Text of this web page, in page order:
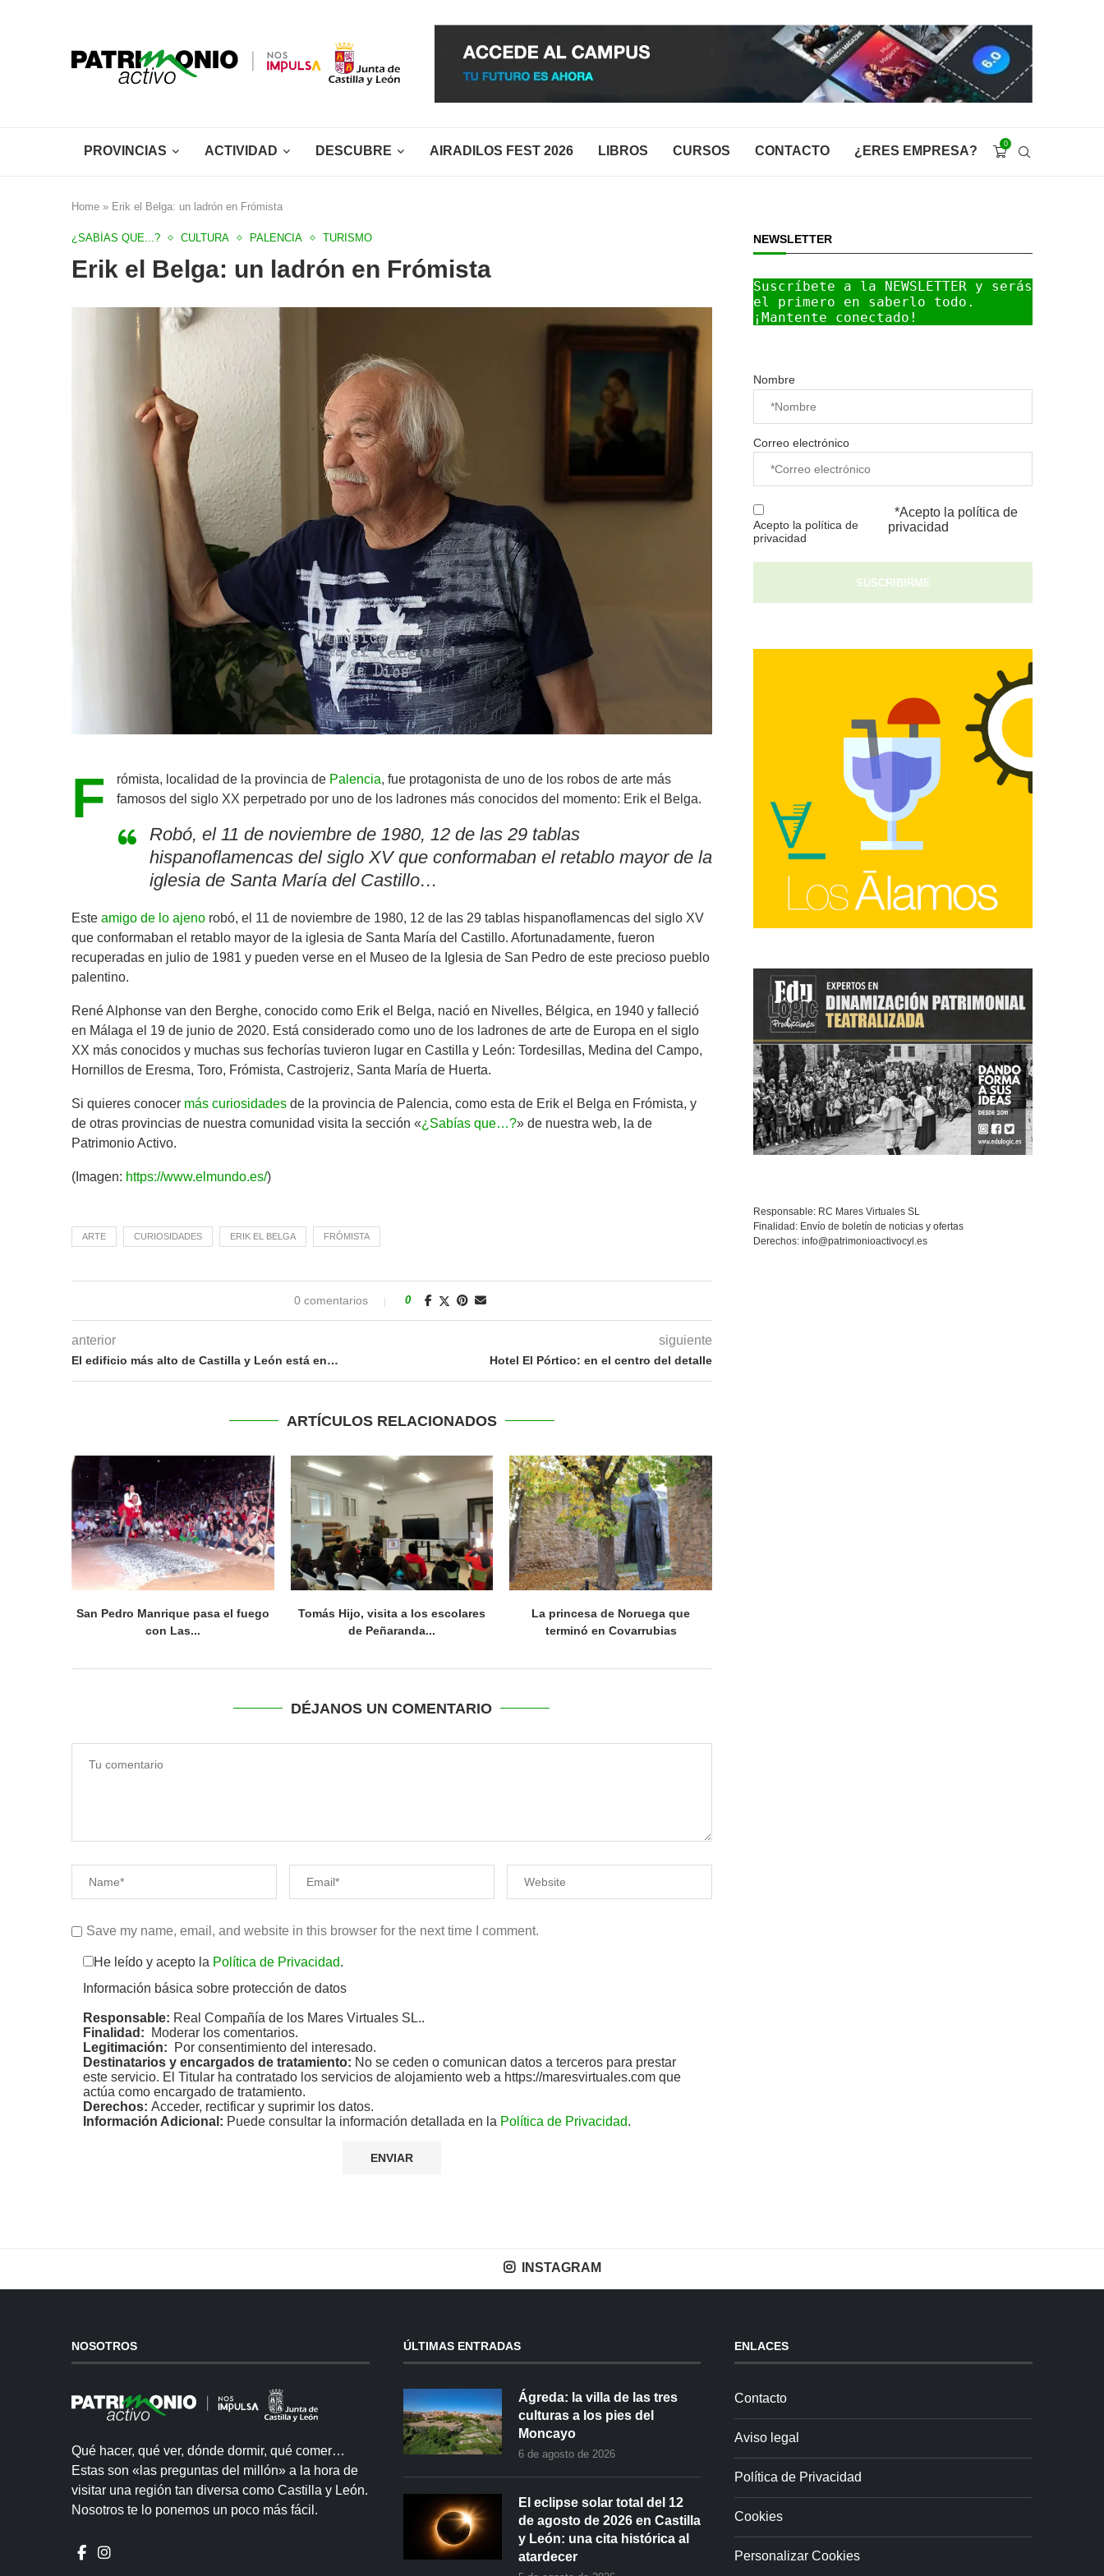
PROVINCIAS ACTIVIDAD DESCUBRE AIRADILOS FEST 2026 LIBROS CURSOS CONTACTO ¿ERES EMPRESA? 0
Home » Erik el Belga: un ladrón en Frómista
¿SABÍAS QUE...? CULTURA PALENCIA TURISMO
Erik el Belga: un ladrón en Frómista
F rómista, localidad de la provincia de Palencia, fue protagonista de uno de los robos de arte más
famosos del siglo XX perpetrado por uno de los ladrones más conocidos del momento: Erik el Belga.
Robó, el 11 de noviembre de 1980, 12 de las 29 tablas
hispanoflamencas del siglo XV que conformaban el retablo mayor de la
iglesia de Santa María del Castillo…
Este amigo de lo ajeno robó, el 11 de noviembre de 1980, 12 de las 29 tablas hispanoflamencas del siglo XV
que conformaban el retablo mayor de la iglesia de Santa María del Castillo. Afortunadamente, fueron
recuperadas en julio de 1981 y pueden verse en el Museo de la Iglesia de San Pedro de este precioso pueblo
palentino.
René Alphonse van den Berghe, conocido como Erik el Belga, nació en Nivelles, Bélgica, en 1940 y falleció
en Málaga el 19 de junio de 2020. Está considerado como uno de los ladrones de arte de Europa en el siglo
XX más conocidos y muchas sus fechorías tuvieron lugar en Castilla y León: Tordesillas, Medina del Campo,
Hornillos de Eresma, Toro, Frómista, Castrojeriz, Santa María de Huerta.
Si quieres conocer más curiosidades de la provincia de Palencia, como esta de Erik el Belga en Frómista, y
de otras provincias de nuestra comunidad visita la sección «¿Sabías que…?» de nuestra web, la de
Patrimonio Activo.
(Imagen: https://www.elmundo.es/)
ARTE CURIOSIDADES ERIK EL BELGA FRÓMISTA
0 comentarios 0
anterior
El edificio más alto de Castilla y León está en…
siguiente
Hotel El Pórtico: en el centro del detalle
ARTÍCULOS RELACIONADOS
San Pedro Manrique pasa el fuego
con Las...
Tomás Hijo, visita a los escolares
de Peñaranda...
La princesa de Noruega que
terminó en Covarrubias
DÉJANOS UN COMENTARIO
Save my name, email, and website in this browser for the next time I comment.
He leído y acepto la Política de Privacidad.
Información básica sobre protección de datos
Responsable: Real Compañía de los Mares Virtuales SL..
Finalidad: Moderar los comentarios.
Legitimación: Por consentimiento del interesado.
Destinatarios y encargados de tratamiento: No se ceden o comunican datos a terceros para prestar
este servicio. El Titular ha contratado los servicios de alojamiento web a https://maresvirtuales.com que
actúa como encargado de tratamiento.
Derechos: Acceder, rectificar y suprimir los datos.
Información Adicional: Puede consultar la información detallada en la Política de Privacidad.
NEWSLETTER
Suscríbete a la NEWSLETTER y serás
el primero en saberlo todo.
¡Mantente conectado!
Nombre
Correo electrónico
Acepto la política de
privacidad
*Acepto la política de
privacidad
Responsable: RC Mares Virtuales SL
Finalidad: Envío de boletín de noticias y ofertas
Derechos: info@patrimonioactivocyl.es
INSTAGRAM
NOSOTROS
Qué hacer, qué ver, dónde dormir, qué comer…
Estas son «las preguntas del millón» a la hora de
visitar una región tan diversa como Castilla y León.
Nosotros te lo ponemos un poco más fácil.
ÚLTIMAS ENTRADAS
Ágreda: la villa de las tres
culturas a los pies del
Moncayo
6 de agosto de 2026
El eclipse solar total del 12
de agosto de 2026 en Castilla
y León: una cita histórica al
atardecer
ENLACES
Contacto
Aviso legal
Política de Privacidad
Cookies
Personalizar Cookies